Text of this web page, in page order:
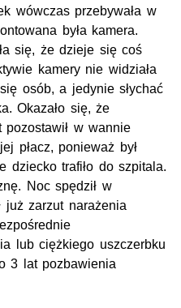
wówczas przebywała w
była kamera.
się, że dzieje się coś
kamery nie widziała
osób, a jedynie słychać
Okazało się, że
pozostawił w wannie
płacz, ponieważ był
dziecko trafiło do szpitala.
Noc spędził w
już zarzut narażenia
lub ciężkiego uszczerbku
3 lat pozbawienia